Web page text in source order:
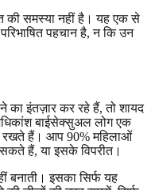
की समस्या नहीं है। यह एक से
पहचान है, न कि उन
इंतज़ार कर रहे हैं, तो शायद
बाईसेक्सुअल लोग एक
रखते हैं। आप 90% महिलाओं
हैं, या इसके विपरीत।
बनाती। इसका सिर्फ यह